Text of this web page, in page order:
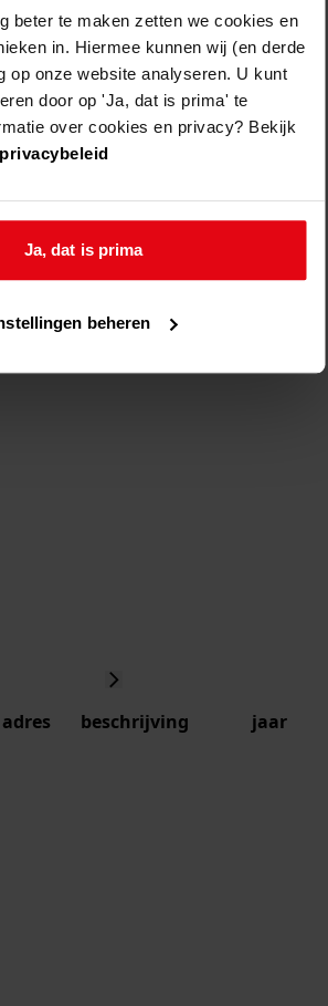
beter te maken zetten we cookies en
in. Hiermee kunnen wij (en derde
op onze website analyseren. U kunt
door op 'Ja, dat is prima' te
over cookies en privacy? Bekijk
privacybeleid
Ja, dat is prima
beheren
adres beschrijving jaar